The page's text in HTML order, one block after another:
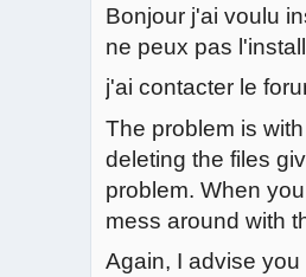
Bonjour j'ai voulu
ne peux pas
j'ai contacter le
The problem is
deleting the files
problem. When
mess around with
Again, I advise